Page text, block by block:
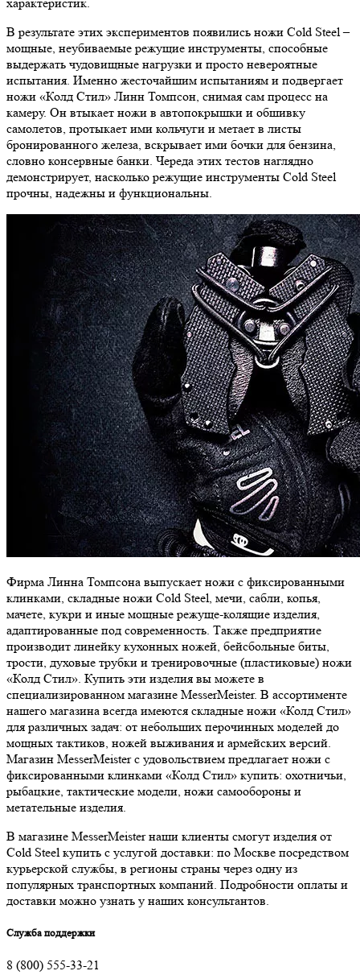
В результате этих экспериментов появились ножи Cold Steel –
мощные, неубиваемые режущие инструменты, способные
выдержать чудовищные нагрузки и просто невероятные
испытания. Именно жесточайшим испытаниям и подвергает
ножи «Колд Стил» Линн Томпсон, снимая сам процесс на
камеру. Он втыкает ножи в автопокрышки и обшивку
самолетов, протыкает ими кольчуги и метает в листы
бронированного железа, вскрывает ими бочки для бензина,
словно консервные банки. Череда этих тестов наглядно
демонстрирует, насколько режущие инструменты Cold Steel
прочны, надежны и функциональны.
Фирма Линна Томпсона выпускает ножи с фиксированными
клинками, складные ножи Cold Steel, мечи, сабли, копья,
мачете, кукри и иные мощные режуще-колящие изделия,
адаптированные под современность. Также предприятие
производит линейку кухонных ножей, бейсбольные биты,
трости, духовые трубки и тренировочные (пластиковые) ножи
«Колд Стил». Купить эти изделия вы можете в
специализированном магазине MesserMeister. В ассортименте
нашего магазина всегда имеются складные ножи «Колд Стил»
для различных задач: от небольших перочинных моделей до
мощных тактиков, ножей выживания и армейских версий.
Магазин MesserMeister с удовольствием предлагает ножи с
фиксированными клинками «Колд Стил» купить: охотничьи,
рыбацкие, тактические модели, ножи самообороны и
метательные изделия.
В магазине MesserMeister наши клиенты смогут изделия от
Cold Steel купить с услугой доставки: по Москве посредством
курьерской службы, в регионы страны через одну из
популярных транспортных компаний. Подробности оплаты и
доставки можно узнать у наших консультантов.
Служба поддержки
8 (800) 555-33-21